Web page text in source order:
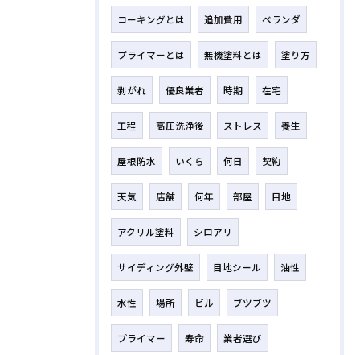
コーキングとは 追加費用 ベランダ
プライマーとは 無機塗料とは 塗り方
剥がれ 優良業者 時期 在宅
工程 高圧洗浄後 ストレス 養生
屋根防水 いくら 何日 契約
天気 店舗 何年 部屋 目地
アクリル塗料 シロアリ
サイディング外壁 目地シール 油性
水性 場所 ビル ブツブツ
プライマー 寿命 業者選び